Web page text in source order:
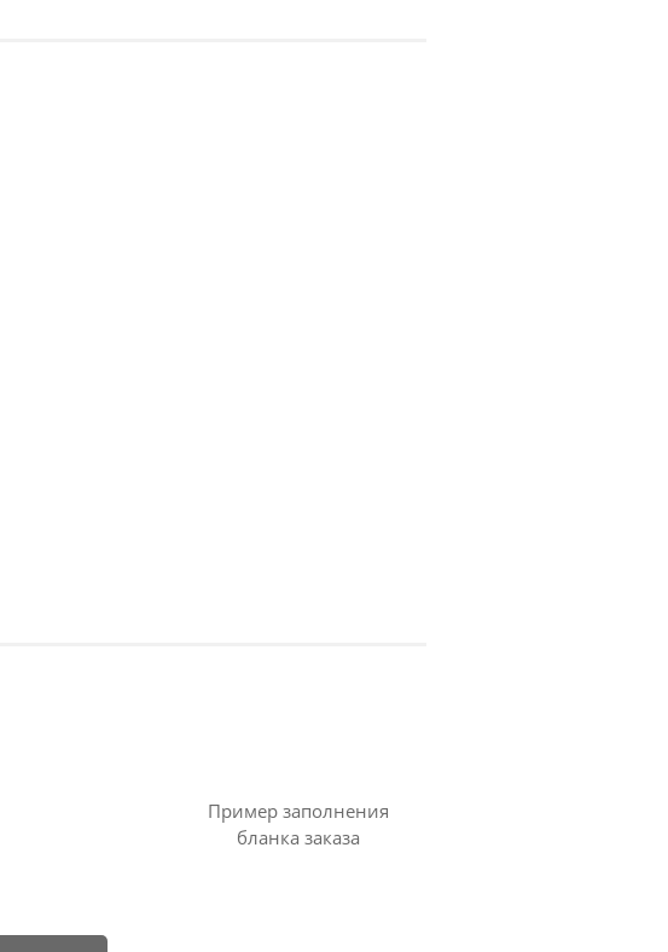
Пример заполнения
бланка заказа